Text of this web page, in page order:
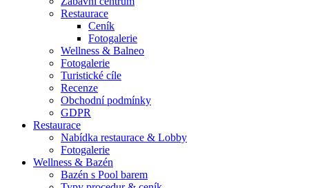
Restaurace
Ceník
Fotogalerie
Wellness & Balneo
Fotogalerie
Turistické cíle
Recenze
Obchodní podmínky
GDPR
Restaurace
Nabídka restaurace & Lobby
Fotogalerie
Wellness & Bazén
Bazén s Pool barem